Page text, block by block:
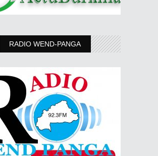
RADIO WEND-PANGA